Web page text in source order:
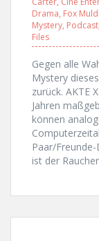
Drama, Fox
Mystery, Podcast
Files
Gegen alle
Mystery
zurück. AKTE
Jahren
können
Paar/
ist der